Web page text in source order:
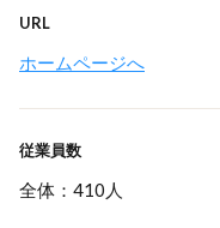
URL
ホームページへ
従業員数
全体：410人